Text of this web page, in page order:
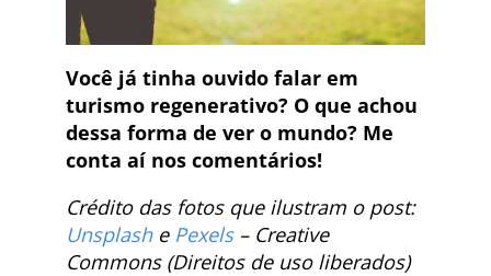
Você já tinha ouvido falar em
turismo regenerativo? O que achou
dessa forma de ver o mundo? Me
conta aí nos comentários!
Crédito das fotos que ilustram o post:
Unsplashe Pexels– Creative
Commons (Direitos de uso liberados)